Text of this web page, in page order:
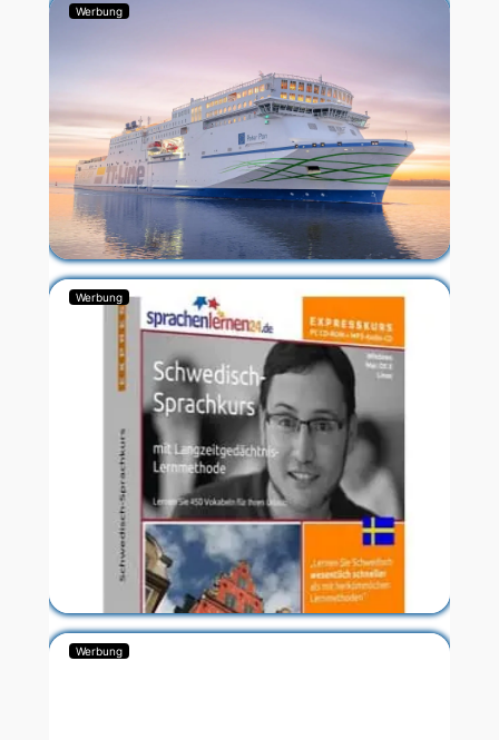
Werbung
Werbung
Werbung